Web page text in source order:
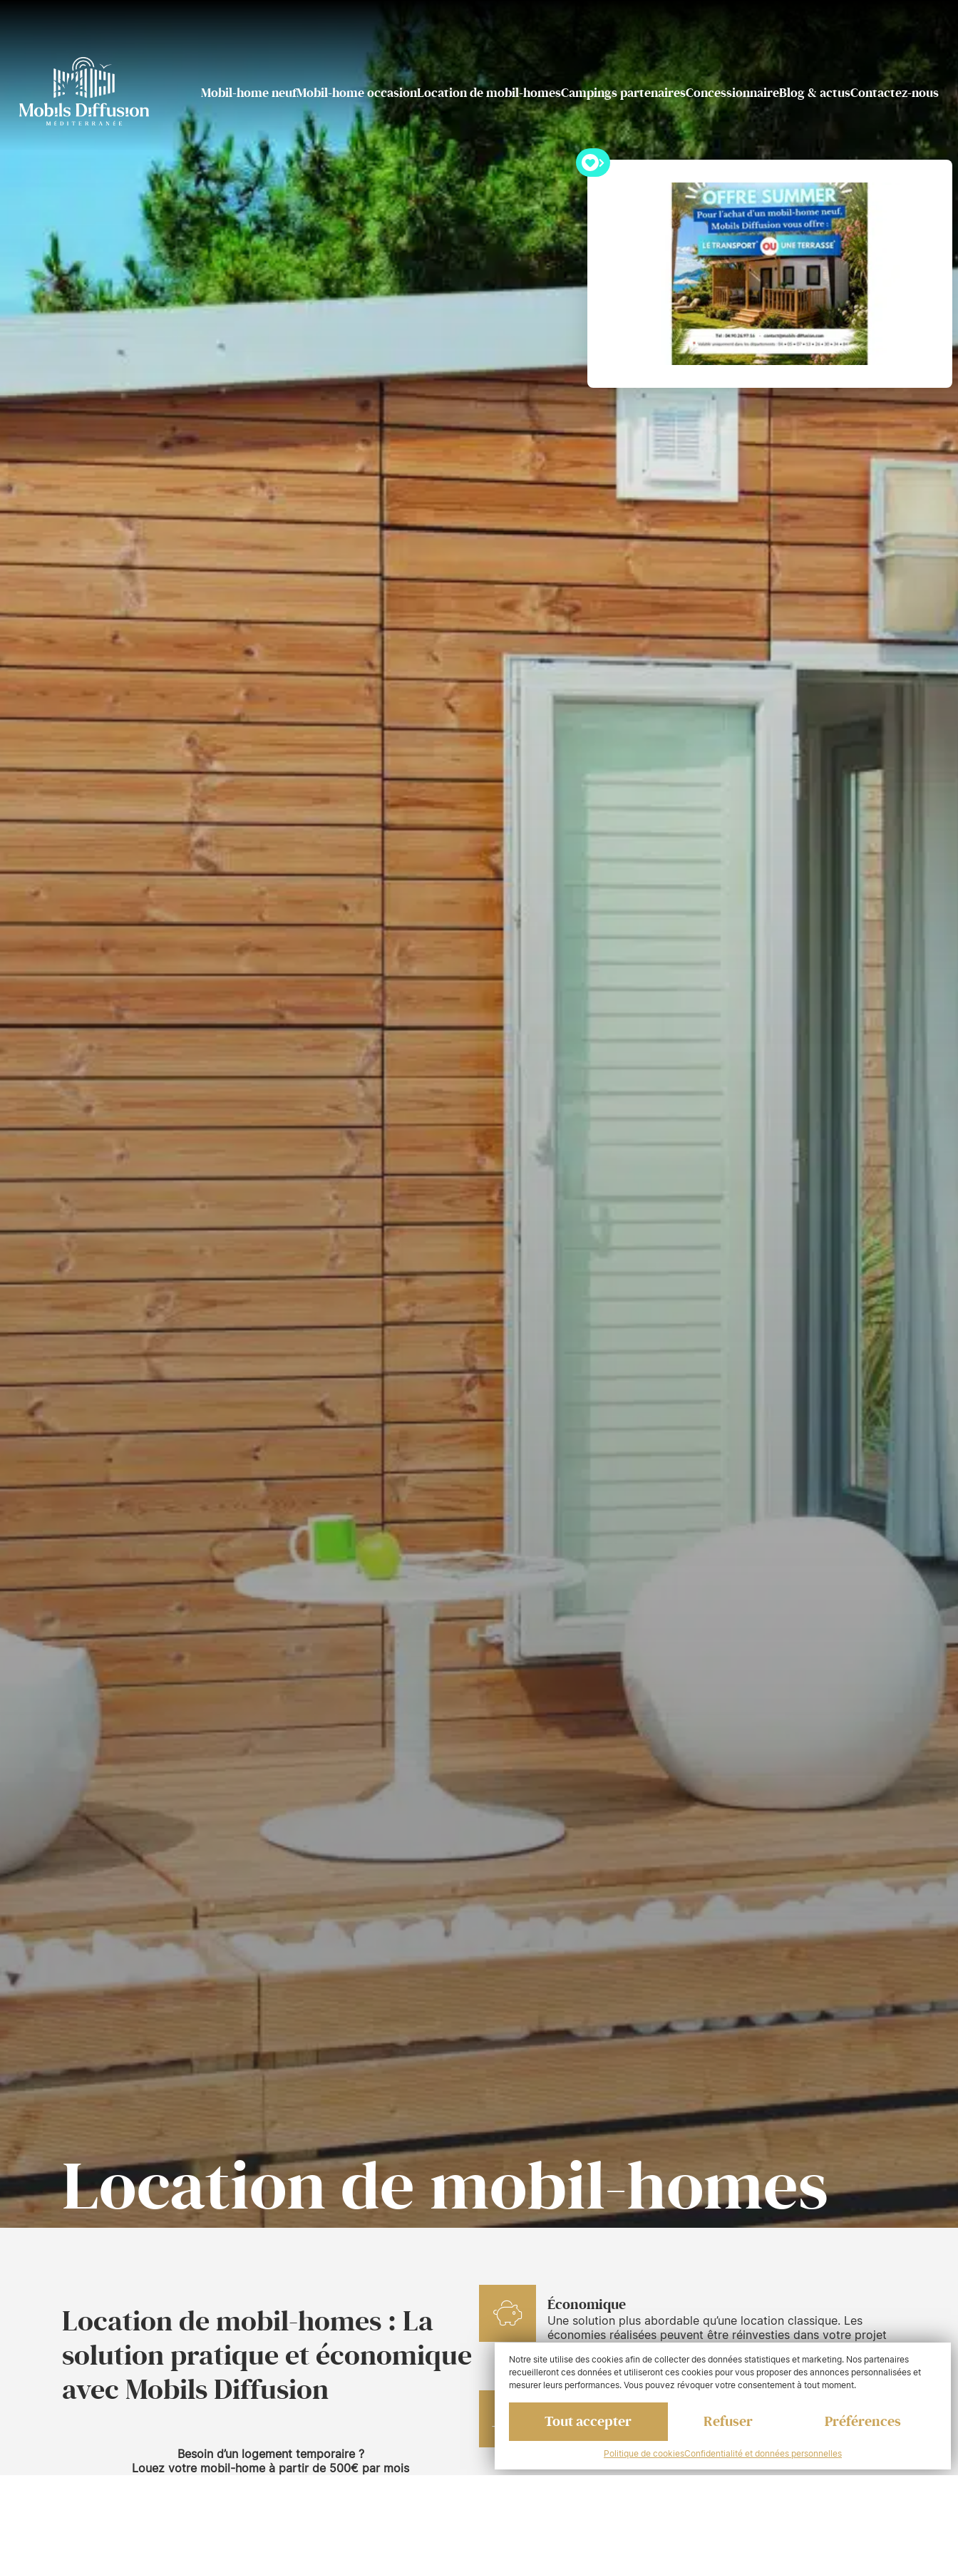
Notre site utilise des cookies afin de collecter des données statistiques et marketing. Nos partenaires
recueilleront ces données et utiliseront ces cookies pour vous proposer des annonces personnalisées et
mesurer leurs performances. Vous pouvez révoquer votre consentement à tout moment.
Tout accepter Refuser Préférences
Politique de cookiesConfidentialité et données personnelles
Mobil-home neufMobil-home occasionLocation de mobil-homesCampings partenairesConcessionnaireBlog & actusContactez-nous
Location de mobil-homes
Location de mobil-homes : La
solution pratique et économique
avec Mobils Diffusion
Besoin d’un logement temporaire ?
Louez votre mobil-home à partir de 500€ par mois
Économique
Une solution plus abordable qu’une location classique. Les
économies réalisées peuvent être réinvesties dans votre projet
Un logement clé en main, équipé de tout le nécessaire pour
vivre comme à la maison.